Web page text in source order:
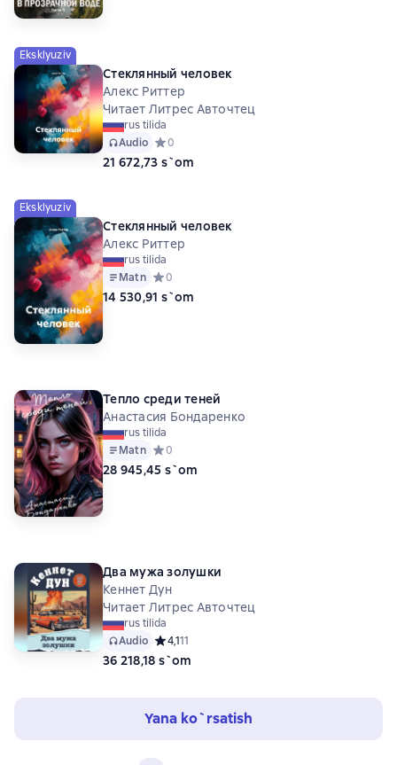
Eksklyuziv
Стеклянный человек
Алекс Риттер
Читает Литрес Авточтец
rus tilida
Audio Средний рейтинг 0 на основе 0 оценок
0
21 672,73 s`om
Eksklyuziv
Стеклянный человек
Алекс Риттер
rus tilida
Matn Средний рейтинг 0 на основе 0 оценок
0
14 530,91 s`om
Тепло среди теней
Анастасия Бондаренко
rus tilida
Matn Средний рейтинг 0 на основе 0 оценок
0
28 945,45 s`om
Два мужа золушки
Кеннет Дун
Читает Литрес Авточтец
rus tilida
Audio Средний рейтинг 4,1 на основе 11 оценок
4,111
36 218,18 s`om
Yana ko`rsatish